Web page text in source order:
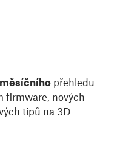
měsíčního přehledu
firmware, nových
tipů na 3D